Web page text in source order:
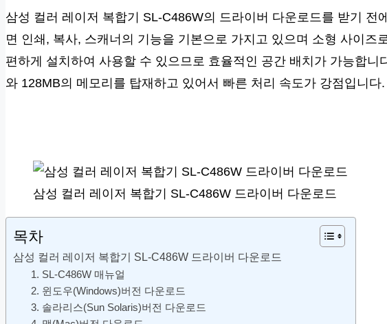
삼성 컬러 레이저 복합기 SL-C486W의 드라이버 다운로드를 받기 전
면 인쇄, 복사, 스캐너의 기능을 기본으로 가지고 있으며 소형 사이즈
편하게 설치하여 사용할 수 있으므로 효율적인 공간 배치가 가능합니
와 128MB의 메모리를 탑재하고 있어서 빠른 처리 속도가 강점입니다.
삼성 컬러 레이저 복합기 SL-C486W 드라이버 다운로드
목차
삼성 컬러 레이저 복합기 SL-C486W 드라이버 다운로드
1. SL-C486W 매뉴얼
2. 윈도우(Windows)버전 다운로드
3. 솔라리스(Sun Solaris)버전 다운로드